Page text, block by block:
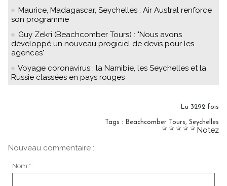
Maurice, Madagascar, Seychelles : Air Austral renforce
son programme
Guy Zekri (Beachcomber Tours) : "Nous avons
développé un nouveau progiciel de devis pour les
agences"
Voyage coronavirus : la Namibie, les Seychelles et la
Russie classées en pays rouges
Lu 3292 fois
Tags : Beachcomber Tours, Seychelles
Notez
Nouveau commentaire :
Nom * :